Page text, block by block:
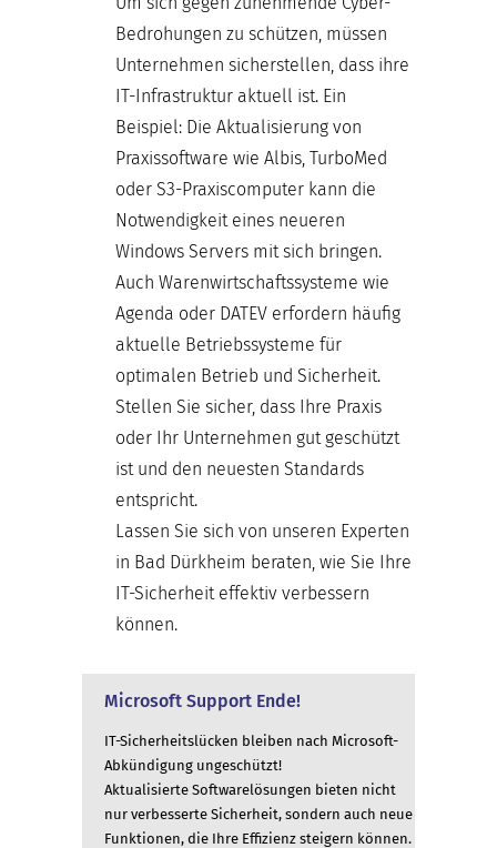
Bedrohungen zu schützen, müssen
Unternehmen sicherstellen, dass ihre
IT-Infrastruktur aktuell ist. Ein
Beispiel: Die Aktualisierung von
Praxissoftware wie Albis, TurboMed
oder S3-Praxiscomputer kann die
Notwendigkeit eines neueren
Windows Servers mit sich bringen.
Auch Warenwirtschaftssysteme wie
Agenda oder DATEV erfordern häufig
aktuelle Betriebssysteme für
optimalen Betrieb und Sicherheit.
Stellen Sie sicher, dass Ihre Praxis
oder Ihr Unternehmen gut geschützt
ist und den neuesten Standards
entspricht.
Lassen Sie sich von unseren Experten
in Bad Dürkheim beraten, wie Sie Ihre
IT-Sicherheit effektiv verbessern
können.
Microsoft Support Ende!
IT-Sicherheitslücken bleiben nach Microsoft-
Abkündigung ungeschützt!
Aktualisierte Softwarelösungen bieten nicht
nur verbesserte Sicherheit, sondern auch neue
Funktionen, die Ihre Effizienz steigern können.